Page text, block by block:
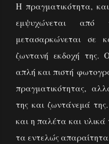
Η πραγματικότητα,
εμψυχώνεται από
μετασαρκώνεται σε
ζωντανή εκδοχή της.
απλή και πιστή
πραγματικότητας,
της και ζωντάνεμά
και η παλέτα και
τα εντελώς